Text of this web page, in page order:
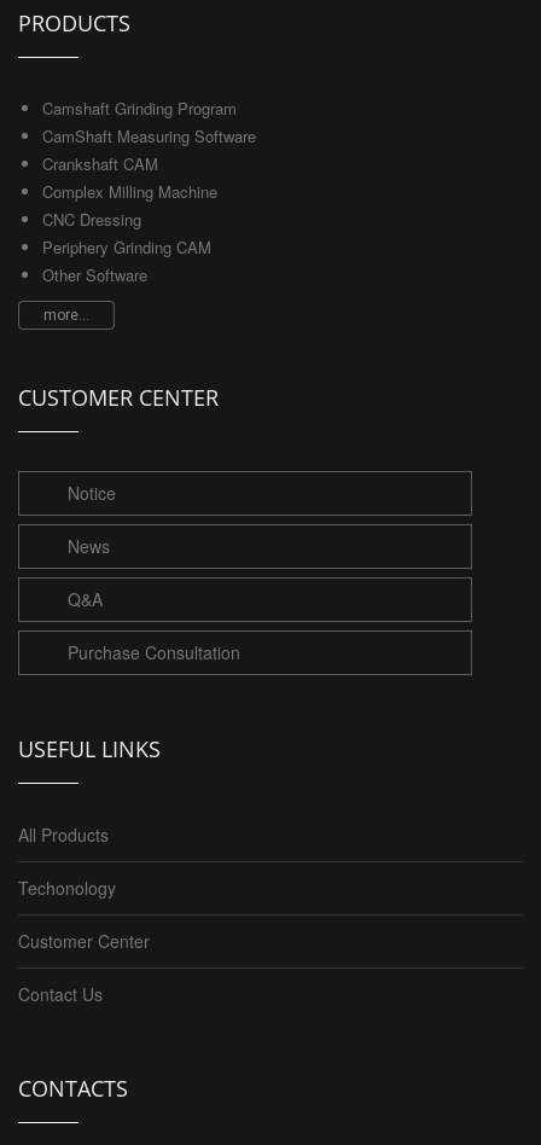
PRODUCTS
Camshaft Grinding Program
CamShaft Measuring Software
Crankshaft CAM
Complex Milling Machine
CNC Dressing
Periphery Grinding CAM
Other Software
more...
CUSTOMER CENTER
Notice
News
Q&A
Purchase Consultation
USEFUL LINKS
All Products
Techonology
Customer Center
Contact Us
CONTACTS